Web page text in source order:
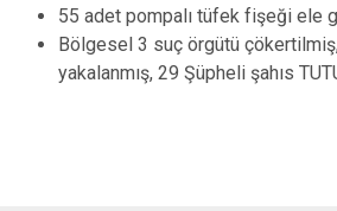
55 adet pompalı tüfek fişeği ele
Bölgesel 3 suç örgütü
yakalanmış, 29 Şüpheli şahıs